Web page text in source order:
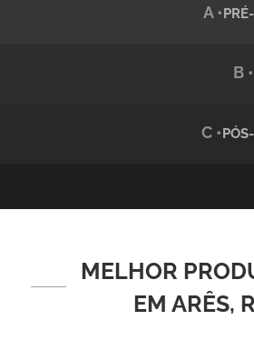
Julândia
Green Process
Vídeos de Produtos e
A •
B •
C •
MELHOR
EM ARÊS,